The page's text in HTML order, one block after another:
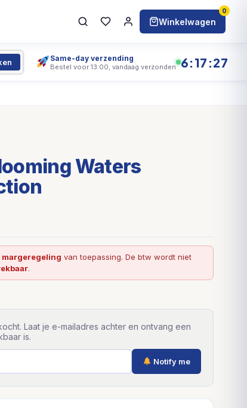
Winkelwagen
0
Same-day verzending
Bestel voor 13:00, vandaag verzonden 6:17:25
Waters
margeregeling van toepassing. De btw wordt niet
.
Laat je e-mailadres achter en ontvang een
is.
Notify me